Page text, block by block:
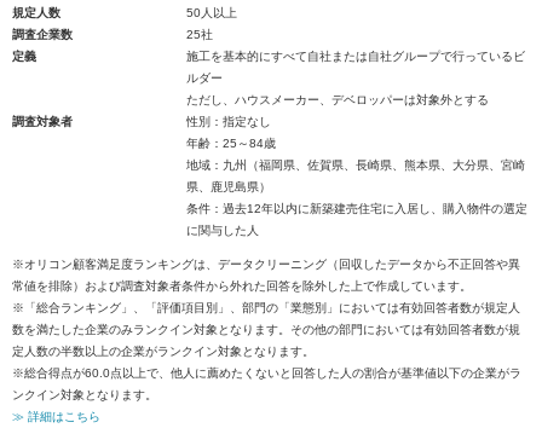
規定人数
50人以上
調査企業数
25社
定義
施工を基本的にすべて自社または自社グループで行っているビ
ルダー
ただし、ハウスメーカー、デベロッパーは対象外とする
調査対象者
性別：指定なし
年齢：25～84歳
地域：九州（福岡県、佐賀県、長崎県、熊本県、大分県、宮崎
県、鹿児島県）
条件：過去12年以内に新築建売住宅に入居し、購入物件の選定
に関与した人
※オリコン顧客満足度ランキングは、データクリーニング（回収したデータから不正回答や異
常値を排除）および調査対象者条件から外れた回答を除外した上で作成しています。
※「総合ランキング」、「評価項目別」、部門の「業態別」においては有効回答者数が規定人
数を満たした企業のみランクイン対象となります。その他の部門においては有効回答者数が規
定人数の半数以上の企業がランクイン対象となります。
※総合得点が60.0点以上で、他人に薦めたくないと回答した人の割合が基準値以下の企業がラ
ンクイン対象となります。
≫ 詳細はこちら